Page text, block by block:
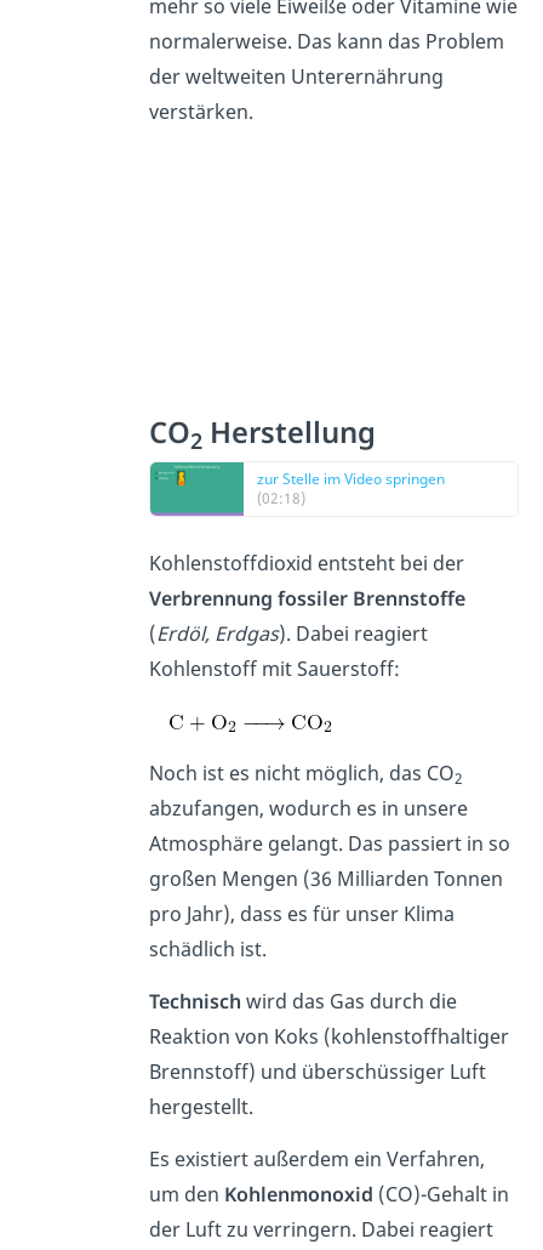
mehr so viele Eiweiße oder Vitamine wie
normalerweise. Das kann das Problem
der weltweiten Unterernährung
verstärken.
CO2 Herstellung
zur Stelle im Video springen
(02:18)
Kohlenstoffdioxid entsteht bei der
Verbrennung fossiler Brennstoffe
(Erdöl, Erdgas). Dabei reagiert
Kohlenstoff mit Sauerstoff:
Noch ist es nicht möglich, das CO2
abzufangen, wodurch es in unsere
Atmosphäre gelangt. Das passiert in so
großen Mengen (36 Milliarden Tonnen
pro Jahr), dass es für unser Klima
schädlich ist.
Technisch wird das Gas durch die
Reaktion von Koks (kohlenstoffhaltiger
Brennstoff) und überschüssiger Luft
hergestellt.
Es existiert außerdem ein Verfahren,
um den Kohlenmonoxid (CO)-Gehalt in
der Luft zu verringern. Dabei reagiert